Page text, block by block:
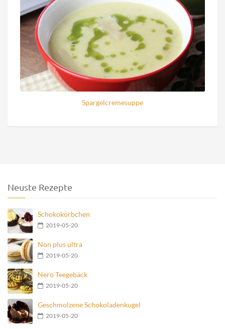
Spargelcremesuppe
Neuste Rezepte
Schokokörbchen
2019-05-20
Non plus ultra
2019-05-20
Nero Teegebäck
2019-05-20
Geschmolzene Schokoladenkugel
2019-05-20